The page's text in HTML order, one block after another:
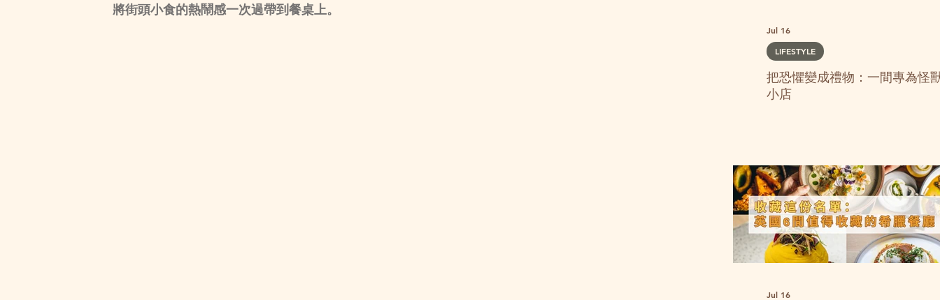
將街頭小食的熱鬧感一次過帶到餐桌上。
把恐懼變成禮物：一間專為怪
小店
LIFESTYLE
Jul 16
Jul 16